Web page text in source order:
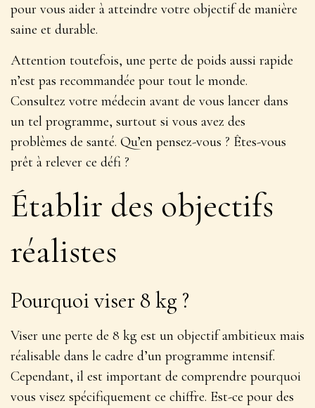
pour vous aider à atteindre votre objectif de manière
saine et durable.
Attention toutefois, une perte de poids aussi rapide
n’est pas recommandée pour tout le monde.
Consultez votre médecin avant de vous lancer dans
un tel programme, surtout si vous avez des
problèmes de santé. Qu’en pensez-vous ? Êtes-vous
prêt à relever ce défi ?
Établir des objectifs
réalistes
Pourquoi viser 8 kg ?
Viser une perte de 8 kg est un objectif ambitieux mais
réalisable dans le cadre d’un programme intensif.
Cependant, il est important de comprendre pourquoi
vous visez spécifiquement ce chiffre. Est-ce pour des